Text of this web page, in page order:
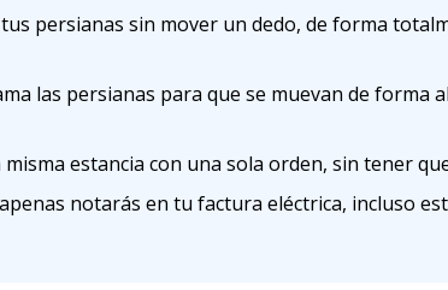
persianas sin mover un dedo, de forma
las persianas para que se muevan de forma
estancia con una sola orden, sin tener
notarás en tu factura eléctrica, incluso